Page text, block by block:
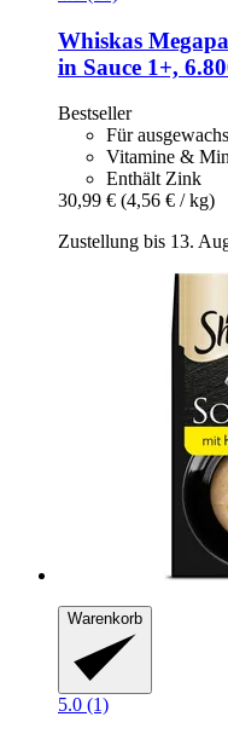
Whiskas
in Sauce 1+,
Bestseller
Für
Vitamine &
Enthält Zink
30,99 € (4,56 € / kg)
Zustellung bis 13.
Warenkorb
5.0 (1)